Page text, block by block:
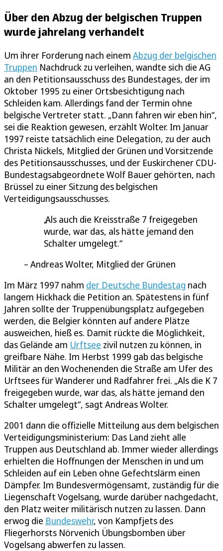
Über den Abzug der belgischen Truppen
wurde jahrelang verhandelt
Um ihrer Forderung nach einem Abzug der belgischen
Truppen Nachdruck zu verleihen, wandte sich die AG
an den Petitionsausschuss des Bundestages, der im
Oktober 1995 zu einer Ortsbesichtigung nach
Schleiden kam. Allerdings fand der Termin ohne
belgische Vertreter statt. „Dann fahren wir eben hin“,
sei die Reaktion gewesen, erzählt Wolter. Im Januar
1997 reiste tatsächlich eine Delegation, zu der auch
Christa Nickels, Mitglied der Grünen und Vorsitzende
des Petitionsausschusses, und der Euskirchener CDU-
Bundestagsabgeordnete Wolf Bauer gehörten, nach
Brüssel zu einer Sitzung des belgischen
Verteidigungsausschusses.
Als auch die Kreisstraße 7 freigegeben
wurde, war das, als hätte jemand den
Schalter umgelegt.
Andreas Wolter, Mitglied der Grünen
Im März 1997 nahm der Deutsche Bundestag nach
langem Hickhack die Petition an. Spätestens in fünf
Jahren sollte der Truppenübungsplatz aufgegeben
werden, die Belgier könnten auf andere Plätze
ausweichen, hieß es. Damit rückte die Möglichkeit,
das Gelände am Urftsee zivil nutzen zu können, in
greifbare Nähe. Im Herbst 1999 gab das belgische
Militär an den Wochenenden die Straße am Ufer des
Urftsees für Wanderer und Radfahrer frei. „Als die K 7
freigegeben wurde, war das, als hätte jemand den
Schalter umgelegt“, sagt Andreas Wolter.
2001 dann die offizielle Mitteilung aus dem belgischen
Verteidigungsministerium: Das Land zieht alle
Truppen aus Deutschland ab. Immer wieder allerdings
erhielten die Hoffnungen der Menschen in und um
Schleiden auf ein Leben ohne Gefechtslärm einen
Dämpfer. Im Bundesvermögensamt, zuständig für die
Liegenschaft Vogelsang, wurde darüber nachgedacht,
den Platz weiter militärisch nutzen zu lassen. Dann
erwog die Bundeswehr, von Kampfjets des
Fliegerhorsts Nörvenich Übungsbomben über
Vogelsang abwerfen zu lassen.